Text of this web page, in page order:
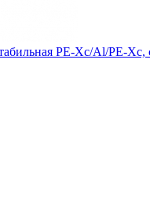
PE-Xc/Al/PE-Xc,